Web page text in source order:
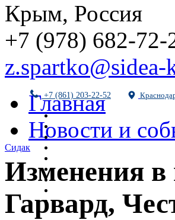
Крым, Россия
+7 (978) 682-72-
z.spartko@sidea-
Сидак
+7 (861) 203-22-52
Главная
Новости и
Изменения в
Гарвард,